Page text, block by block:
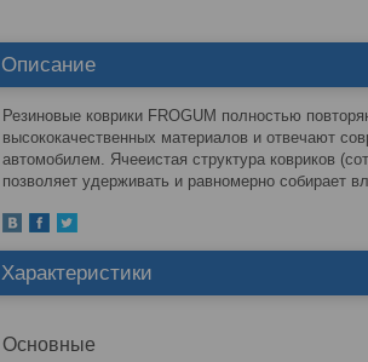
Описание
Резиновые коврики FROGUM полностью
высококачественных материалов и отвечают
автомобилем. Ячееистая структура ковриков
позволяет удерживать и равномерно собирает
Характеристики
Основные